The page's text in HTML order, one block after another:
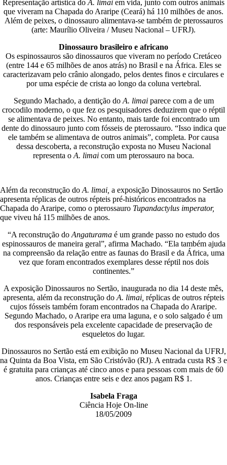
Representação artística doA. limai em vida, junto com outros animais
que viveram na Chapada do Araripe (Ceará) há 110 milhões de anos.
Além de peixes, o dinossauro alimentava-se também de pterossauros
(arte: Maurílio Oliveira / Museu Nacional – UFRJ).
Dinossauro brasileiro e africano
Os espinossauros são dinossauros que viveram no período Cretáceo
(entre 144 e 65 milhões de anos atrás) no Brasil e na África. Eles se
caracterizavam pelo crânio alongado, pelos dentes finos e circulares e
por uma espécie de crista ao longo da coluna vertebral.
Segundo Machado, a dentição doA. limai parece com a de um
crocodilo moderno, o que fez os pesquisadores deduzirem que o réptil
se alimentava de peixes. No entanto, mais tarde foi encontrado um
dente do dinossauro junto com fósseis de pterossauro. “Isso indica que
ele também se alimentava de outros animais”, completa. Por causa
dessa descoberta, a reconstrução exposta no Museu Nacional
representa oA. limai com um pterossauro na boca.
Além da reconstrução doA. limai, a exposição Dinossauros no Sertão
apresenta réplicas de outros répteis pré-históricos encontrados na
Chapada do Araripe, como o pterossauro Tupandactylus imperator,
que viveu há 115 milhões de anos.
“A reconstrução doAngaturama é um grande passo no estudo dos
espinossauros de maneira geral”, afirma Machado. “Ela também ajuda
na compreensão da relação entre as faunas do Brasil e da África, uma
vez que foram encontrados exemplares desse réptil nos dois
continentes.”
A exposição Dinossauros no Sertão, inaugurada no dia 14 deste mês,
apresenta, além da reconstrução doA. limai, réplicas de outros répteis
cujos fósseis também foram encontrados na Chapada do Araripe.
Segundo Machado, o Araripe era uma laguna, e o solo salgado é um
dos responsáveis pela excelente capacidade de preservação de
esqueletos do lugar.
Dinossauros no Sertão está em exibição no Museu Nacional da UFRJ,
na Quinta da Boa Vista, em São Cristóvão (RJ). A entrada custa R$ 3 e
é gratuita para crianças até cinco anos e para pessoas com mais de 60
anos. Crianças entre seis e dez anos pagam R$ 1.
Isabela Fraga
Ciência Hoje On-line
18/05/2009